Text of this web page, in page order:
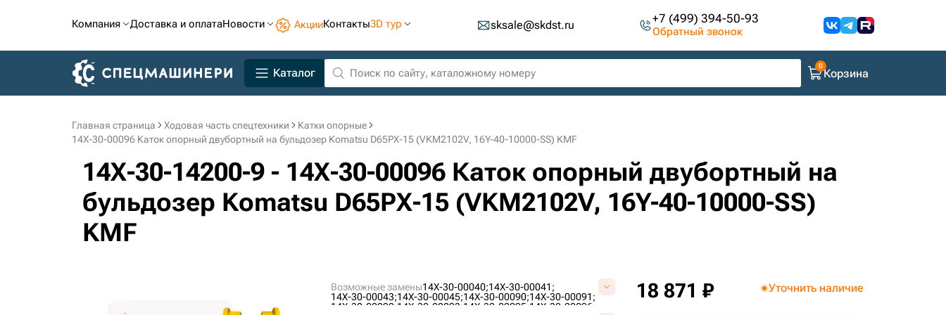
Компания Доставка и оплатаНовости АкцииКонтакты3D тур sksale@skdst.ru +7 (499) 394-50-93
Обратный звонок
Каталог Корзина
Главная страница Ходовая часть спецтехники
Катки опорные
14X-30-00096 Каток опорный двубортный на бульдозер Komatsu D65PX-15 (VKM2102V, 16Y-40-10000-SS) KMF
14X-30-14200-9 - 14X-30-00096 Каток опорный двубортный на
бульдозер Komatsu D65PX-15 (VKM2102V, 16Y-40-10000-SS)
KMF
Возможные замены14X-30-00040;14X-30-00041;
14X-30-00043;14X-30-00045;14X-30-00090;14X-30-00091;
14X-30-00092;14X-30-00093;14X-30-00095;14X-30-00096;
18 871 ₽ Уточнить наличие